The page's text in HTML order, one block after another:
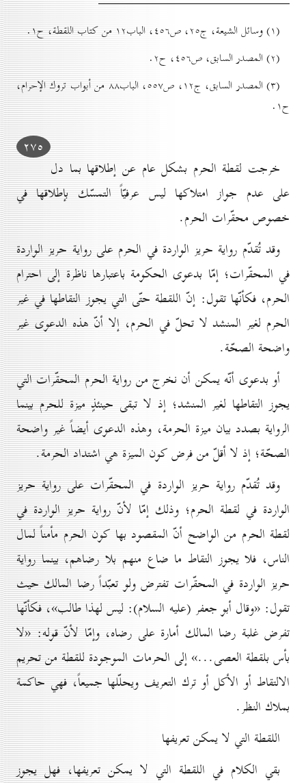
(۱) وسائل الشيعة، ج۲٥، ص٤٥٦، الباب۱۲ من كتاب اللقطة، ح۱.
(۲) المصدر السابق، ص٤٥٦، ح۲.
(۳) المصدر السابق، ج۱۲، ص٥٥۷، الباب۸۸ من أبواب تروك الإحرام،
ح۱.
۲۷٥
خرجت لقطة الحرم بشكل عام عن إطلاقها بما دل
على عدم جواز امتلاكها ليس عرفيّاً التمسّك بإطلاقها في
خصوص محقّرات الحرم.
وقد تُقدّم رواية حريز الواردة في الحرم على رواية حريز الواردة
في المحقّرات؛ إمّا بدعوى الحكومة باعتبارها ناظرة إلى احترام
الحرم، فكأنّها تقول: إنّ اللقطة حتّى التي يجوز التقاطها في غير
الحرم لغير المنشد لا تحلّ في الحرم، إلا أنّ هذه الدعوى غير
واضحة الصحّة.
أو بدعوى أنّه يمكن أن نخرج من رواية الحرم المحقّرات التي
يجوز التقاطها لغير المنشد؛ إذ لا تبقى حينئذٍ ميزة للحرم بينما
الرواية بصدد بيان ميزة الحرمة، وهذه الدعوى أيضاً غير واضحة
الصحّة؛ إذ لا أقلّ من فرض كون الميزة هي اشتداد الحرمة.
وقد تُقدّم رواية حريز الواردة في المحقّرات على رواية حريز
الواردة في لقطة الحرم؛ وذلك إمّا لأنّ رواية حريز الواردة في
لقطة الحرم من الواضح أنّ المقصود بها كون الحرم مأمناً لمال
الناس، فلا يجوز التقاط ما ضاع منهم بلا رضاهم، بينما رواية
حريز الواردة في المحقّرات تفترض ولو تعبّداً رضا المالك حيث
تقول: «وقال أبو جعفر (علیه السلام): ليس لهذا طالب»، فكأنّها
تفرض غلبة رضا المالك أمارة على رضاه، وإمّا لأنّ قوله: «لا
بأس بلقطة العصى...» إلى الحرمات الموجودة للقطة من تحريم
الالتقاط أو الأكل أو ترك التعريف ويحلّلها جميعاً، فهي حاكمة
بملاك النظر.
اللقطة التي لا يمکن تعريفها
بقي الكلام في اللقطة التي لا يمكن تعريفها، فهل يجوز